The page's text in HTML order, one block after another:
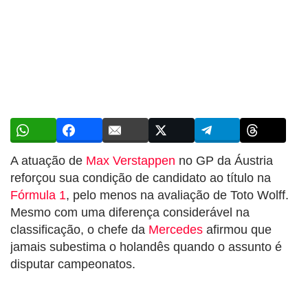
A atuação de Max Verstappen no GP da Áustria
reforçou sua condição de candidato ao título na
Fórmula 1, pelo menos na avaliação de Toto Wolff.
Mesmo com uma diferença considerável na
classificação, o chefe da Mercedes afirmou que
jamais subestima o holandês quando o assunto é
disputar campeonatos.